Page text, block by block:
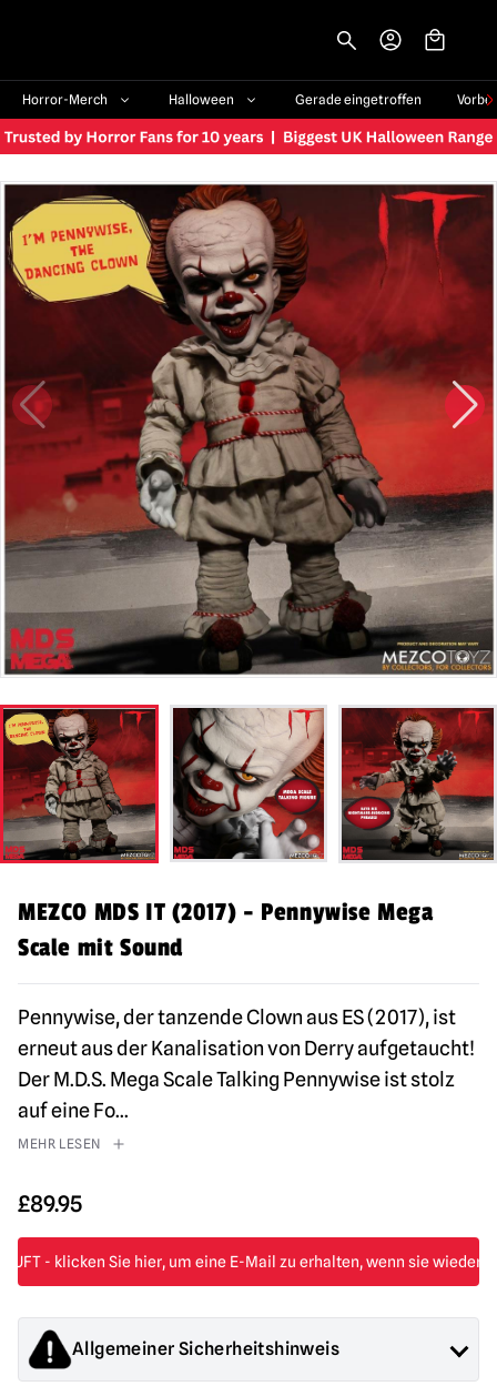
Horror-Merch Halloween Gerade eingetroffen
MEZCO MDS IT (2017) - Pennywise Mega
Scale mit Sound
Pennywise, der tanzende Clown aus ES (2017), ist
erneut aus der Kanalisation von Derry aufgetaucht!
Der M.D.S. Mega Scale Talking Pennywise ist stolz
auf eine Fo...
MEHR LESEN
£89.95
Allgemeiner Sicherheitshinweis